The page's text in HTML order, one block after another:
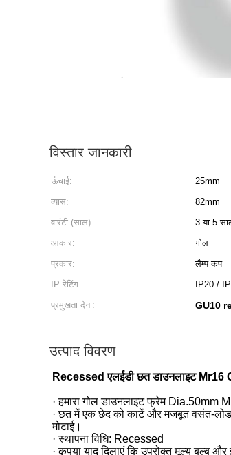
विस्तार जानकारी
ऊंचाई: 25mm
व्यास:
82mm
वारंटी (साल):
3 या 5
आकार:
गोल
प्रकार:
लैम्प कप
IP रेटिंग:
IP20 /
प्रमुखता देना:
GU10
उत्पाद विवरण
Recessed एलईडी छत डाउनलाइट Mr16
· हमारा गोल डाउनलाइट फ्रेम
· छत में एक छेद को काटें और मजबूत वसंत-लोड
मोटाई।
· स्थापना विधि: Recessed
· कृपया याद दिलाएं कि उपरोक्त मूल्य बल्ब